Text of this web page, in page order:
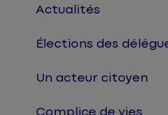
Actualités
Élections des
Un acteur citoyen